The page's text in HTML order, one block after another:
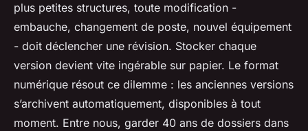
plus petites structures, toute modification -
embauche, changement de poste, nouvel équipement
- doit déclencher une révision. Stocker chaque
version devient vite ingérable sur papier. Le format
numérique résout ce dilemme : les anciennes versions
s’archivent automatiquement, disponibles à tout
moment. Entre nous, garder 40 ans de dossiers dans